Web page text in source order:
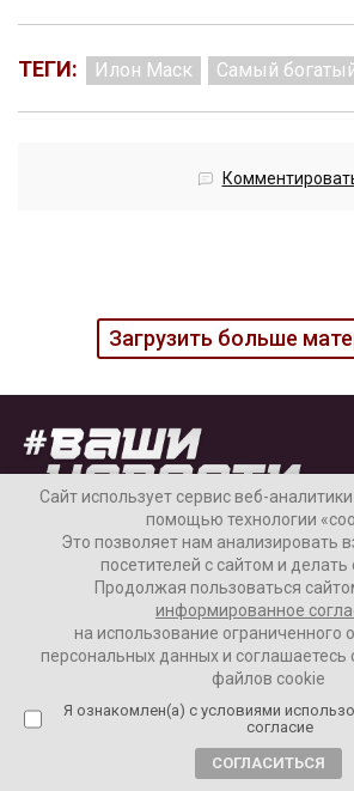
ТЕГИ: Илон Маск Самый
Загрузить больше
Наши колонки
Интервью
Сайт использует сервис веб-
помощью технологии
Это позволяет нам анализировать
посетителей с сайтом и делать
Продолжая пользоваться
информированное
на использование ограниченного
персональных данных и соглашаетесь
файлов cookie
Я ознакомлен(а) с условиями
согласие
СОГЛАСИТЬСЯ